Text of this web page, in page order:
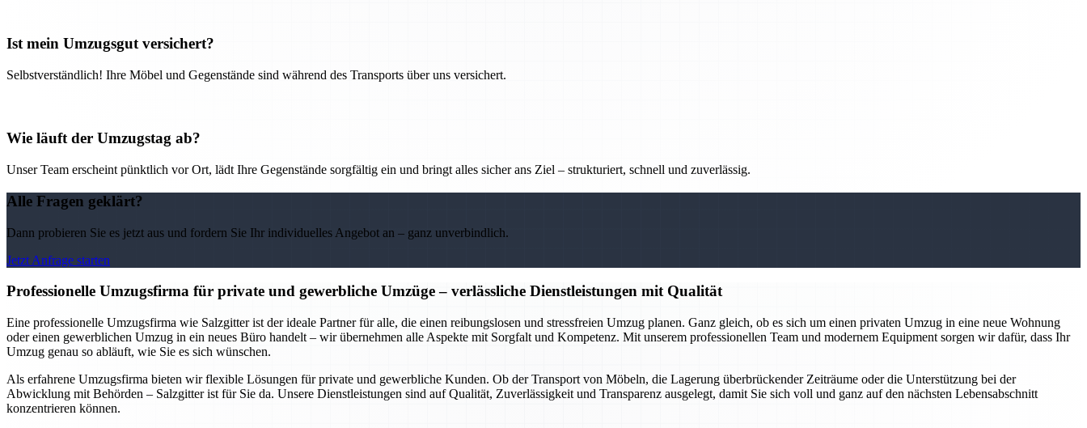
Ist mein Umzugsgut versichert?
Selbstverständlich! Ihre Möbel und Gegenstände sind während des Transports über uns versichert.
Wie läuft der Umzugstag ab?
Unser Team erscheint pünktlich vor Ort, lädt Ihre Gegenstände sorgfältig ein und bringt alles sicher ans Ziel – strukturiert, schnell und zuverlässig.
Alle Fragen geklärt?
Dann probieren Sie es jetzt aus und fordern Sie Ihr individuelles Angebot an – ganz unverbindlich.
Jetzt Anfrage starten
Professionelle Umzugsfirma für private und gewerbliche Umzüge – verlässliche Dienstleistungen mit Qualität
Eine professionelle Umzugsfirma wie Salzgitter ist der ideale Partner für alle, die einen reibungslosen und stressfreien Umzug planen. Ganz gleich, ob es sich um einen privaten Umzug in eine neue Wohnung
oder einen gewerblichen Umzug in ein neues Büro handelt – wir übernehmen alle Aspekte mit Sorgfalt und Kompetenz. Mit unserem professionellen Team und modernem Equipment sorgen wir dafür, dass Ihr
Umzug genau so abläuft, wie Sie es sich wünschen.
Als erfahrene Umzugsfirma bieten wir flexible Lösungen für private und gewerbliche Kunden. Ob der Transport von Möbeln, die Lagerung überbrückender Zeiträume oder die Unterstützung bei der
Abwicklung mit Behörden – Salzgitter ist für Sie da. Unsere Dienstleistungen sind auf Qualität, Zuverlässigkeit und Transparenz ausgelegt, damit Sie sich voll und ganz auf den nächsten Lebensabschnitt
konzentrieren können.